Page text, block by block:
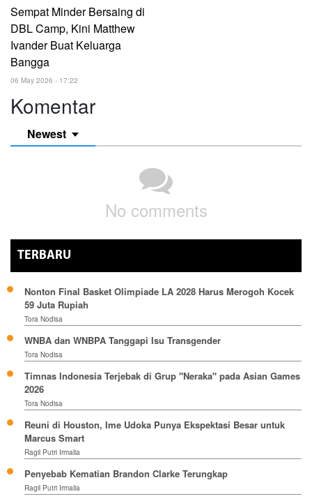
Sempat Minder Bersaing di
DBL Camp, Kini Matthew
Ivander Buat Keluarga
Bangga
06 May 2026 - 17:22
Komentar
Newest
No comments
TERBARU
Nonton Final Basket Olimpiade LA 2028 Harus Merogoh Kocek
59 Juta Rupiah
Tora Nodisa
WNBA dan WNBPA Tanggapi Isu Transgender
Tora Nodisa
Timnas Indonesia Terjebak di Grup "Neraka" pada Asian Games
2026
Tora Nodisa
Reuni di Houston, Ime Udoka Punya Ekspektasi Besar untuk
Marcus Smart
Ragil Putri Irmalia
Penyebab Kematian Brandon Clarke Terungkap
Ragil Putri Irmalia